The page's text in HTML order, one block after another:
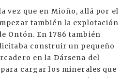
vez que en Mioño, allá por el
también la explotación
Ontón. En 1786 también
construir un pequeño
en la Dársena del
cargar los minerales que